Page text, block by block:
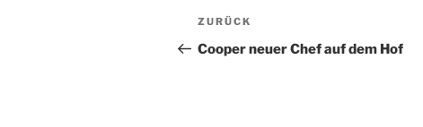
Beitragsnavigation
Vorheriger
Beitrag
ZURÜCK
Cooper neuer Chef auf dem Hof